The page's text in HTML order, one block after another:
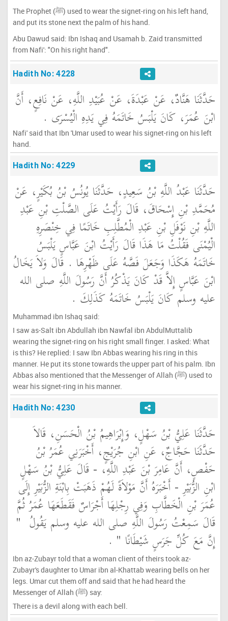
The Prophet (ﷺ) used to wear the signet-ring on his left hand,
and put its stone next the palm of his hand.
Abu Dawud said: Ibn Ishaq and Usamah b. Zaid transmitted
from Nafi': "On his right hand".
Hadith No: 4228
حَدَّثَنَا هَنَّادٌ، عَنْ عَبْدَةَ، عَنْ عُبَيْدِ اللَّهِ، عَنْ نَافِعٍ، أَنَّ
ابْنَ عُمَرَ، كَانَ يَلْبَسُ خَاتَمَهُ فِي يَدِهِ الْيُسْرَى ‏.‏
Nafi' said that Ibn 'Umar used to wear his signet-ring on his left
hand.
Hadith No: 4229
حَدَّثَنَا عَبْدُ اللَّهِ بْنُ سَعِيدٍ، حَدَّثَنَا يُونُسُ بْنُ بُكَيْرٍ، عَنْ
مُحَمَّدِ بْنِ إِسْحَاقَ، قَالَ رَأَيْتُ عَلَى الصَّلْتِ بْنِ عَبْدِ
اللَّهِ بْنِ نَوْفَلِ بْنِ عَبْدِ الْمُطَّلِبِ خَاتَمًا فِي خِنْصَرِهِ
الْيُمْنَى فَقُلْتُ مَا هَذَا قَالَ رَأَيْتُ ابْنَ عَبَّاسٍ يَلْبَسُ
خَاتَمَهُ هَكَذَا وَجَعَلَ فَصَّهُ عَلَى ظَهْرِهَا ‏.‏ قَالَ وَلاَ يَخَالُ
ابْنَ عَبَّاسٍ إِلاَّ قَدْ كَانَ يَذْكُرُ أَنَّ رَسُولَ اللَّهِ صلى الله
عليه وسلم كَانَ يَلْبَسُ خَاتَمَهُ كَذَلِكَ ‏.‏
Muhammad ibn Ishaq said:
I saw as-Salt ibn Abdullah ibn Nawfal ibn AbdulMuttalib
wearing the signet-ring on his right small finger. I asked: What
is this? He replied: I saw Ibn Abbas wearing his ring in this
manner. He put its stone towards the upper part of his palm. Ibn
Abbas also mentioned that the Messenger of Allah (ﷺ) used to
wear his signet-ring in his manner.
Hadith No: 4230
حَدَّثَنَا عَلِيُّ بْنُ سَهْلٍ، وَإِبْرَاهِيمُ بْنُ الْحَسَنِ، قَالاَ
حَدَّثَنَا حَجَّاجٌ، عَنِ ابْنِ جُرَيْجٍ، أَخْبَرَنِي عُمَرُ بْنُ
حَفْصٍ، أَنَّ عَامِرَ بْنَ عَبْدِ اللَّهِ، - قَالَ عَلِيُّ بْنُ سَهْلٍ
ابْنِ الزُّبَيْرِ - أَخْبَرَهُ أَنَّ مَوْلاَةً لَهُمْ ذَهَبَتْ بِابْنَةِ الزُّبَيْرِ إِلَى
عُمَرَ بْنِ الْخَطَّابِ وَفِي رِجْلِهَا أَجْرَاسٌ فَقَطَعَهَا عُمَرُ ثُمَّ
قَالَ سَمِعْتُ رَسُولَ اللَّهِ صلى الله عليه وسلم يَقُولُ ‏ "‏
إِنَّ مَعَ كُلِّ جَرَسٍ شَيْطَانًا ‏" ‏ ‏.‏
Ibn az-Zubayr told that a woman client of theirs took az-
Zubayr's daughter to Umar ibn al-Khattab wearing bells on her
legs. Umar cut them off and said that he had heard the
Messenger of Allah (ﷺ) say:
There is a devil along with each bell.